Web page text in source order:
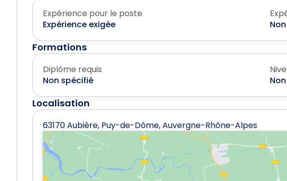
Expérience pour le poste
Expérience exigée
Formations
Diplôme requis
Non spécifié
Localisation
63170 Aubière, Puy-de-Dôme, Auvergne-Rhône-Alpes